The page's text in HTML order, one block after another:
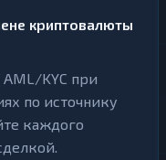
криптовалюты
KYC при
по источнику
каждого